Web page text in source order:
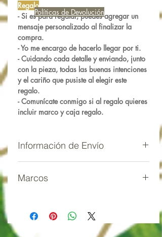
Regalo
- Si es para regalar, puedes agregar un
mensaje personalizado al finalizar la
compra.
- Yo me encargo de hacerlo llegar por ti.
- Cuidando cada detalle y enviando, junto
con la pieza, todas las buenas intenciones
y el cariño que pusiste al elegir este
regalo.
- Comunícate conmigo si al regalo quieres
incluir marco y caja regalo.
Información de Envío
49€el envío se hará por
: en compras
49€
el envío se hará por
para España y Europa.
Marcos
formatos estándar, de manera que
puedes encontrar un marco en la
mayoría de tiendas de decoración y
Políticas de Devolución